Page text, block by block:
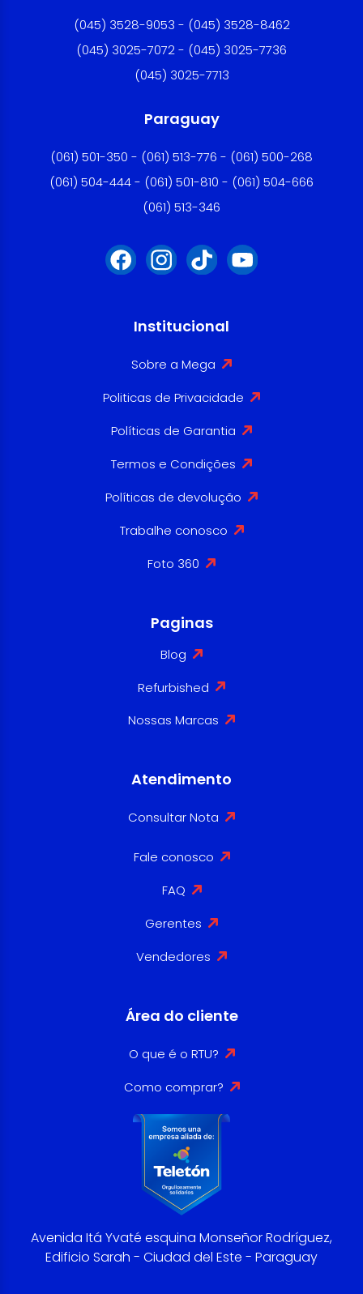
(045) 3528-9053 - (045) 3528-8462
(045) 3025-7072 - (045) 3025-7736
(045) 3025-7713
Paraguay
(061) 501-350 - (061) 513-776 - (061) 500-268
(061) 504-444 - (061) 501-810 - (061) 504-666
(061) 513-346
Institucional
Sobre a Mega
Politicas de Privacidade
Políticas de Garantia
Termos e Condições
Políticas de devolução
Trabalhe conosco
Foto 360
Paginas
Blog
Refurbished
Nossas Marcas
Atendimento
Consultar Nota
Fale conosco
FAQ
Gerentes
Vendedores
Área do cliente
O que é o RTU?
Como comprar?
Avenida Itá Yvaté esquina Monseñor Rodríguez,
Edificio Sarah - Ciudad del Este - Paraguay